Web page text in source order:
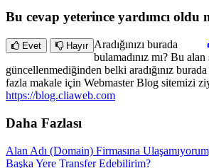
Bu cevap yeterince yardımcı oldu
Evet Hayır Aradığınızı burada
bulamadınız mı? Bu
güncellenmediğinden belki aradığınız
fazla makale için Webmaster Blog sitemizi
https://blog.cliaweb.com
Daha Fazlası
Alan Adı (Domain) Firmasına
Başka Yere Transfer Edebilirim?